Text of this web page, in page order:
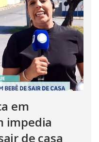
em
impedia
de casa